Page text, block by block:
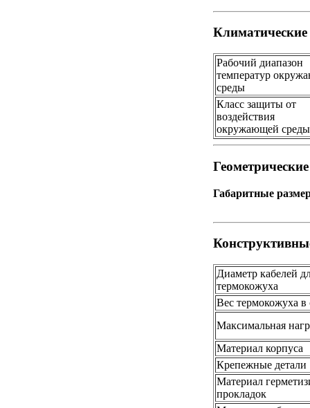
Рабочий диапазон
температур
среды
Класс защиты от
воздействия
окружающей среды
Габаритные
Диаметр кабелей
термокожуха
Вес термокожуха в
Максимальная
Материал корпуса
Крепежные детали
Материал
прокладок